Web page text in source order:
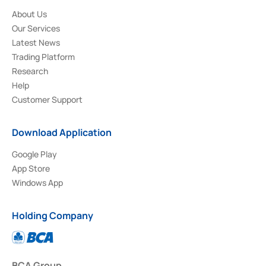
About Us
Our Services
Latest News
Trading Platform
Research
Help
Customer Support
Download Application
Google Play
App Store
Windows App
Holding Company